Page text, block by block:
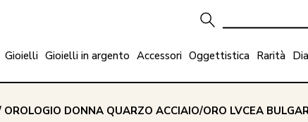
Gioielli Gioielli in argento Accessori Oggettistica Rarità
OROLOGIO DONNA QUARZO ACCIAIO/ORO LVCEA